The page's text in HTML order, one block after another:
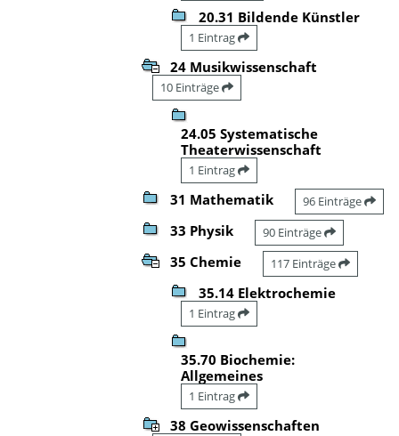
20.31 Bildende Künstler
1 Eintrag
24 Musikwissenschaft
10 Einträge
24.05 Systematische
Theaterwissenschaft
1 Eintrag
31 Mathematik 96 Einträge
33 Physik 90 Einträge
35 Chemie 117 Einträge
35.14 Elektrochemie
1 Eintrag
35.70 Biochemie:
Allgemeines
1 Eintrag
38 Geowissenschaften